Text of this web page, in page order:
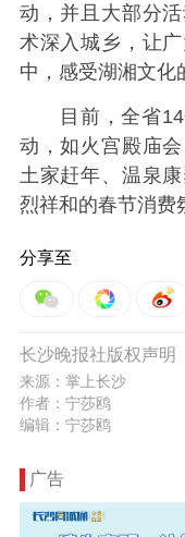
动，并且大部分
术深入城乡，让
中，感受湖湘文化
目前，全省14
动，如火宫殿庙
土家赶年、温泉
烈祥和的春节消费
分享至
长沙晚报社版权声明
来源：掌上长沙
作者：宁莎鸥
编辑：宁莎鸥
广告